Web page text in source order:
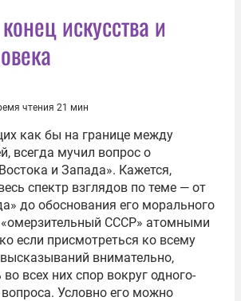
искусства и
чтения 21 мин
как бы на границе между
всегда мучил вопрос о
и Запада». Кажется,
спектр взглядов по теме — от
до обоснования его морального
«омерзительный СССР» атомными
если присмотреться ко всему
внимательно,
всех них спор вокруг одного-
Условно его можно